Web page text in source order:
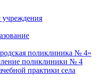
учреждения
поликлиника № 4»
поликлиники № 4
практики села